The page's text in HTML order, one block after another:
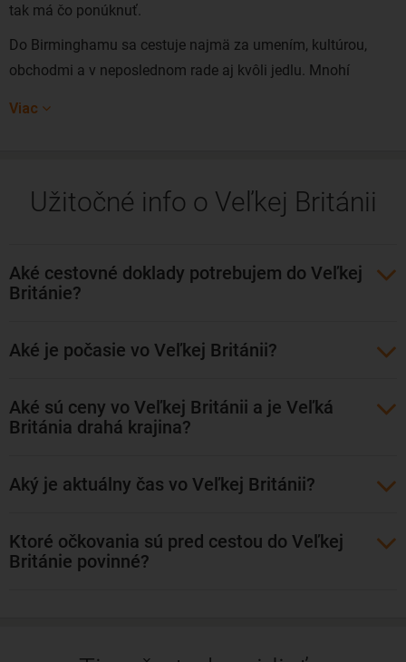
tak má čo ponúknuť.
Do Birminghamu sa cestuje najmä za umením, kultúrou,
obchodmi a v neposlednom rade aj kvôli jedlu. Mnohí
Lacné letenky do Birminghamu rezervujete z Bratislavy,
možno letieť bez prestupu spoločnosťou Eurowings a z
Viac
Užitočné info o Veľkej Británii
Aké cestovné doklady potrebujem do Veľkej
Británie?
Aké je počasie vo Veľkej Británii?
Aké sú ceny vo Veľkej Británii a je Veľká
Británia drahá krajina?
Aký je aktuálny čas vo Veľkej Británii?
Ktoré očkovania sú pred cestou do Veľkej
Británie povinné?